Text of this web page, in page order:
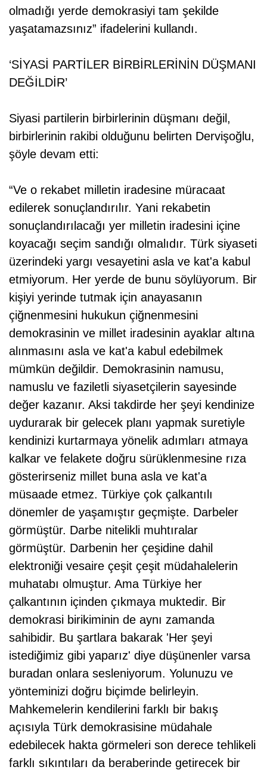
olmadığı yerde demokrasiyi tam şekilde
yaşatamazsınız” ifadelerini kullandı.
‘SİYASİ PARTİLER BİRBİRLERİNİN DÜŞMANI
DEĞİLDİR’
Siyasi partilerin birbirlerinin düşmanı değil,
birbirlerinin rakibi olduğunu belirten Dervişoğlu,
şöyle devam etti:
“Ve o rekabet milletin iradesine müracaat
edilerek sonuçlandırılır. Yani rekabetin
sonuçlandırılacağı yer milletin iradesini içine
koyacağı seçim sandığı olmalıdır. Türk siyaseti
üzerindeki yargı vesayetini asla ve kat'a kabul
etmiyorum. Her yerde de bunu söylüyorum. Bir
kişiyi yerinde tutmak için anayasanın
çiğnenmesini hukukun çiğnenmesini
demokrasinin ve millet iradesinin ayaklar altına
alınmasını asla ve kat'a kabul edebilmek
mümkün değildir. Demokrasinin namusu,
namuslu ve faziletli siyasetçilerin sayesinde
değer kazanır. Aksi takdirde her şeyi kendinize
uydurarak bir gelecek planı yapmak suretiyle
kendinizi kurtarmaya yönelik adımları atmaya
kalkar ve felakete doğru sürüklenmesine rıza
gösterirseniz millet buna asla ve kat'a
müsaade etmez. Türkiye çok çalkantılı
dönemler de yaşamıştır geçmişte. Darbeler
görmüştür. Darbe nitelikli muhtıralar
görmüştür. Darbenin her çeşidine dahil
elektroniği vesaire çeşit çeşit müdahalelerin
muhatabı olmuştur. Ama Türkiye her
çalkantının içinden çıkmaya muktedir. Bir
demokrasi birikiminin de aynı zamanda
sahibidir. Bu şartlara bakarak 'Her şeyi
istediğimiz gibi yaparız' diye düşünenler varsa
buradan onlara sesleniyorum. Yolunuzu ve
yönteminizi doğru biçimde belirleyin.
Mahkemelerin kendilerini farklı bir bakış
açısıyla Türk demokrasisine müdahale
edebilecek hakta görmeleri son derece tehlikeli
farklı sıkıntıları da beraberinde getirecek bir